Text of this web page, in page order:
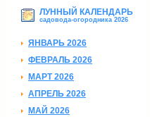
ЛУННЫЙ КАЛЕНДАРЬ
садовода-огородника 2026
ЯНВАРЬ 2026
ФЕВРАЛЬ 2026
МАРТ 2026
АПРЕЛЬ 2026
МАЙ 2026